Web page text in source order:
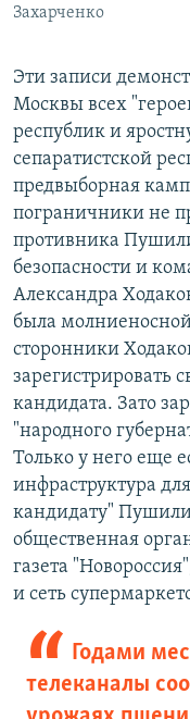
Захарченко
Эти записи
Москвы всех
республик и
сепаратистской
предвыборная
пограничники не
противника
безопасности и
Александра
была молниеносной
сторонники
зарегистрировать
кандидата. Зато
"народного
Только у него еще
инфраструктура
кандидату"
общественная
газета
и сеть
Годами
телеканалы